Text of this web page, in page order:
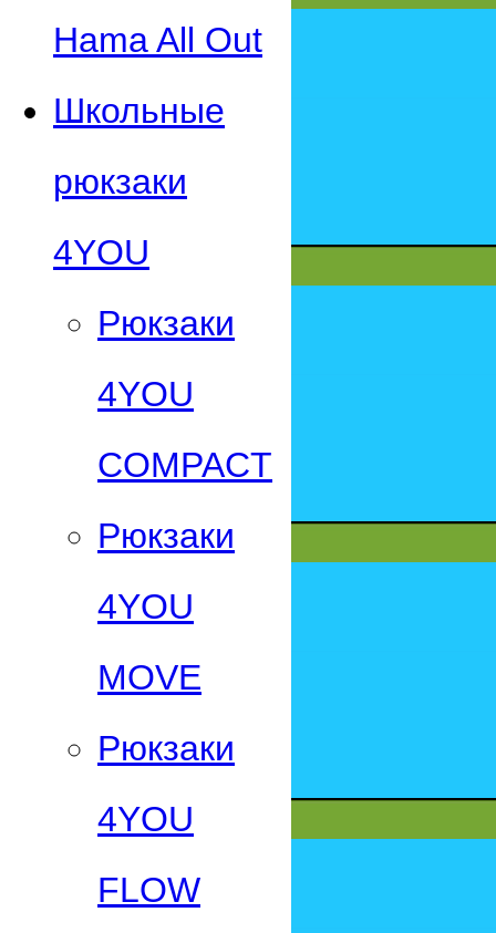
Hama All Out
Школьные
рюкзаки
4YOU
Рюкзаки
4YOU
СOMPACT
Рюкзаки
4YOU
MOVE
Рюкзаки
4YOU
FLOW